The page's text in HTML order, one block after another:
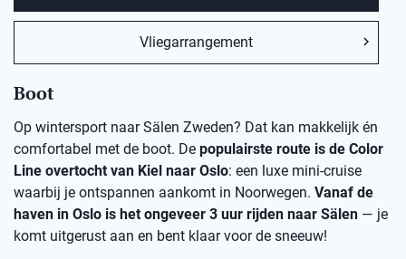
Vliegarrangement
Boot
Op wintersport naar Sälen Zweden? Dat kan makkelijk én
comfortabel met de boot. De populairste route is de Color
Line overtocht van Kiel naar Oslo: een luxe mini-cruise
waarbij je ontspannen aankomt in Noorwegen. Vanaf de
haven in Oslo is het ongeveer 3 uur rijden naar Sälen — je
komt uitgerust aan en bent klaar voor de sneeuw!